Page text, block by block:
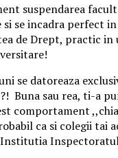
suspendarea
se incadra perfect
de Drept, practic
se datoreaza
Buna sau rea, ti-a
comportament
ca si colegii tai